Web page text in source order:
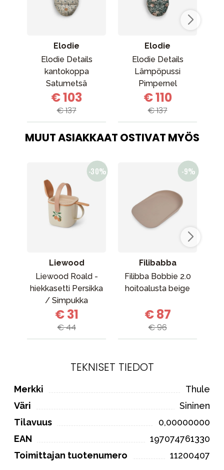
Elodie
Elodie Details
kantokoppa
Satumetsä
€ 103
€ 137
Elodie
Elodie Details
Lämpöpussi
Pimpernel
€ 110
€ 137
MUUT ASIAKKAAT OSTIVAT MYÖS
Liewood
Liewood Roald -
hiekkasetti Persikka
/ Simpukka
€ 31
€ 44
Filibabba
Filibba Bobbie 2.0
hoitoalusta beige
€ 87
€ 96
TEKNISET TIEDOT
Merkki
Thule
Väri
Sininen
Tilavuus
0,00000000
EAN
197074761330
Toimittajan tuotenumero
11200407